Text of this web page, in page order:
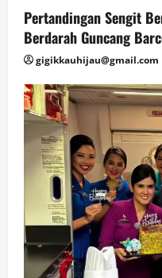
Pertandingan Sengit
Berdarah Guncang
gigikkauhijau@gmail.com